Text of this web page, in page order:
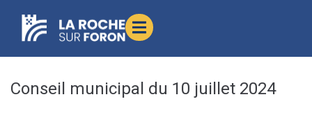
principal
Conseil municipal du 10 juillet 2024